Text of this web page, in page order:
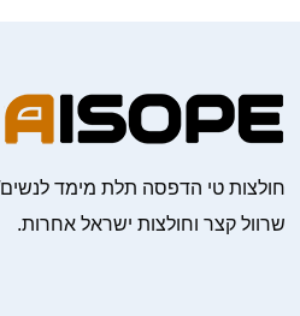
חולצות טי הדפסה תלת מימד
שרוול קצר וחולצות ישראל אחרות.